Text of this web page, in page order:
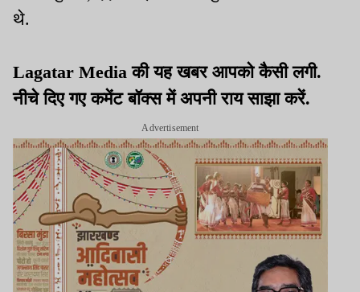
थे.
Lagatar Media की यह खबर आपको कैसी लगी.
नीचे दिए गए कमेंट बॉक्स में अपनी राय साझा करें.
Advertisement